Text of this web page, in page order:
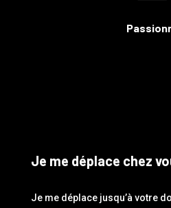
Je me déplace chez
Je me déplace jusqu’à votre